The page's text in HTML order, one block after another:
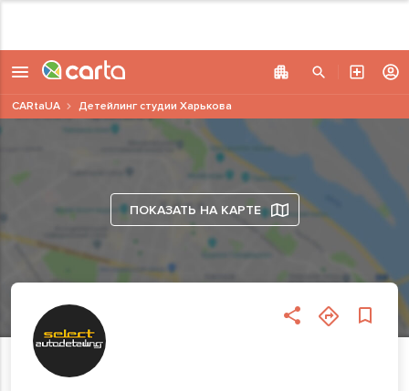
ПОКАЗАТЬ НА КАРТЕ
CARtaUA Детейлинг студии Харькова